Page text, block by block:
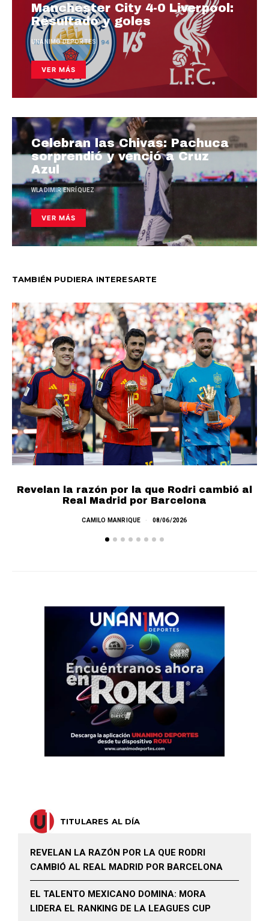
Manchester City 4-0 Liverpool:
Resultado y goles
UNANIMO DEPORTES
VER MÁS
Celebran las Chivas: Pachuca
sorprendió y venció a Cruz
Azul
WLADIMIR ENRÍQUEZ
VER MÁS
TAMBIÉN PUDIERA INTERESARTE
Revelan la razón por la que Rodri cambió al
Real Madrid por Barcelona
CAMILO MANRIQUE 08/06/2026
TITULARES AL DÍA
REVELAN LA RAZÓN POR LA QUE RODRI
CAMBIÓ AL REAL MADRID POR BARCELONA
EL TALENTO MEXICANO DOMINA: MORA
LIDERA EL RANKING DE LA LEAGUES CUP